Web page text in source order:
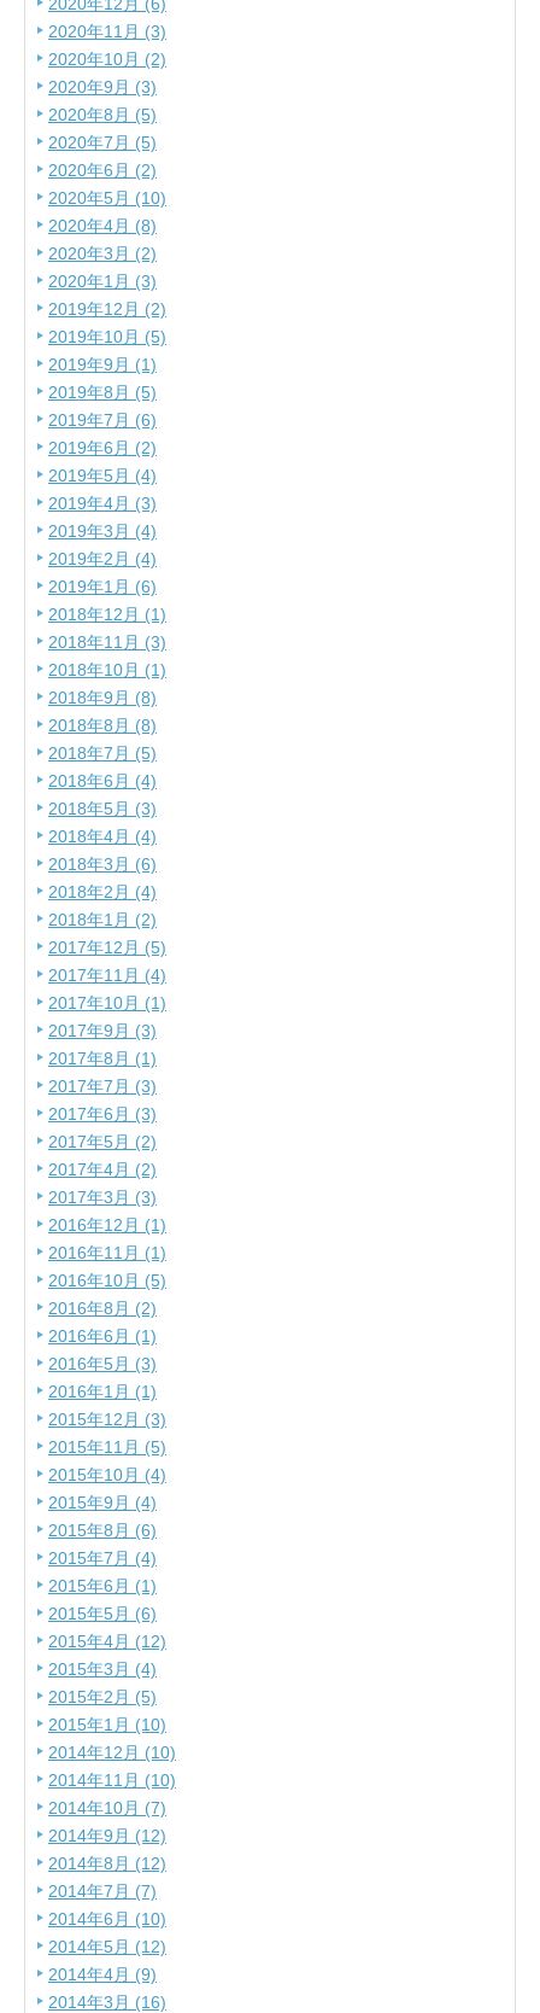
2020年11月 (3)
2020年10月 (2)
2020年9月 (3)
2020年8月 (5)
2020年7月 (5)
2020年6月 (2)
2020年5月 (10)
2020年4月 (8)
2020年3月 (2)
2020年1月 (3)
2019年12月 (2)
2019年10月 (5)
2019年9月 (1)
2019年8月 (5)
2019年7月 (6)
2019年6月 (2)
2019年5月 (4)
2019年4月 (3)
2019年3月 (4)
2019年2月 (4)
2019年1月 (6)
2018年12月 (1)
2018年11月 (3)
2018年10月 (1)
2018年9月 (8)
2018年8月 (8)
2018年7月 (5)
2018年6月 (4)
2018年5月 (3)
2018年4月 (4)
2018年3月 (6)
2018年2月 (4)
2018年1月 (2)
2017年12月 (5)
2017年11月 (4)
2017年10月 (1)
2017年9月 (3)
2017年8月 (1)
2017年7月 (3)
2017年6月 (3)
2017年5月 (2)
2017年4月 (2)
2017年3月 (3)
2016年12月 (1)
2016年11月 (1)
2016年10月 (5)
2016年8月 (2)
2016年6月 (1)
2016年5月 (3)
2016年1月 (1)
2015年12月 (3)
2015年11月 (5)
2015年10月 (4)
2015年9月 (4)
2015年8月 (6)
2015年7月 (4)
2015年6月 (1)
2015年5月 (6)
2015年4月 (12)
2015年3月 (4)
2015年2月 (5)
2015年1月 (10)
2014年12月 (10)
2014年11月 (10)
2014年10月 (7)
2014年9月 (12)
2014年8月 (12)
2014年7月 (7)
2014年6月 (10)
2014年5月 (12)
2014年4月 (9)
2014年3月 (16)